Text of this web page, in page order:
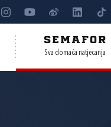
SEMAFOR
Sva domaća natjecanja